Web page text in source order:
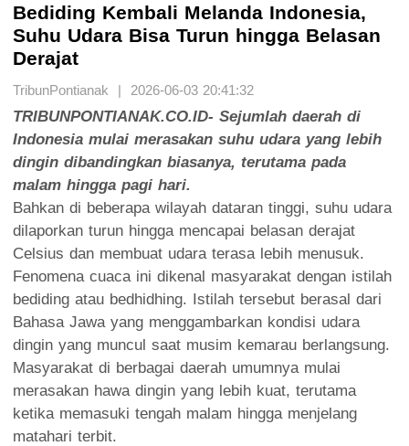
Bediding Kembali Melanda Indonesia,
Suhu Udara Bisa Turun hingga Belasan
Derajat
TribunPontianak | 2026-06-03 20:41:32
TRIBUNPONTIANAK.CO.ID- Sejumlah daerah di
Indonesia mulai merasakan suhu udara yang lebih
dingin dibandingkan biasanya, terutama pada
malam hingga pagi hari.
Bahkan di beberapa wilayah dataran tinggi, suhu udara
dilaporkan turun hingga mencapai belasan derajat
Celsius dan membuat udara terasa lebih menusuk.
Fenomena cuaca ini dikenal masyarakat dengan istilah
bediding atau bedhidhing. Istilah tersebut berasal dari
Bahasa Jawa yang menggambarkan kondisi udara
dingin yang muncul saat musim kemarau berlangsung.
Masyarakat di berbagai daerah umumnya mulai
merasakan hawa dingin yang lebih kuat, terutama
ketika memasuki tengah malam hingga menjelang
matahari terbit.